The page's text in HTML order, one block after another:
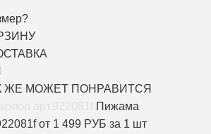
ЖЕ МОЖЕТ ПОНРАВИТСЯ
Пижама
от 1 499 РУБ за 1 шт